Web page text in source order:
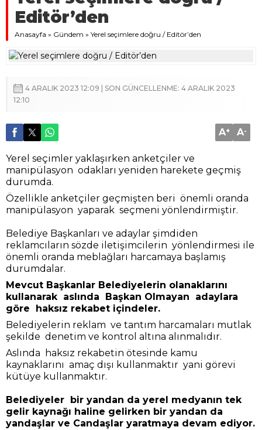
Editör’den
Anasayfa » Gündem » Yerel seçimlere doğru / Editör’den
4 ARALIK 2023 12:09 | SON GÜNCELLENME: 4 ARALIK 2023
12:10
A+ A-
Yerel seçimler yaklaşırken anketçiler ve
manipülasyon odakları yeniden harekete geçmiş
durumda.
Özellikle anketçiler geçmişten beri önemli oranda
manipülasyon yaparak seçmeni yönlendirmiştir.
Belediye Başkanları ve adaylar şimdiden
reklamcıların sözde iletişimcilerin yönlendirmesi ile
önemli oranda meblağları harcamaya başlamış
durumdalar.
Mevcut Başkanlar Belediyelerin olanaklarını
kullanarak aslında Başkan Olmayan adaylara
göre haksız rekabet içindeler.
Belediyelerin reklam ve tantım harcamaları mutlak
şekilde denetim ve kontrol altına alınmalıdır.
Aslında haksız rekabetin ötesinde kamu
kaynaklarını amaç dışı kullanmaktır yani görevi
kütüye kullanmaktır.
Belediyeler bir yandan da yerel medyanın tek
gelir kaynağı haline gelirken bir yandan da
yandaşlar ve Candaşlar yaratmaya devam ediyor.